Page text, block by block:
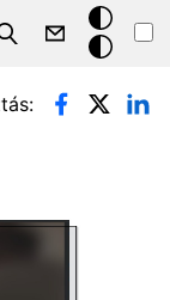
Search
Sötét
mód